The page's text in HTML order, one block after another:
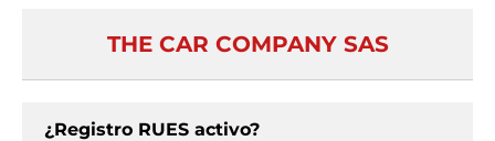
THE CAR COMPANY SAS
¿Registro RUES activo?